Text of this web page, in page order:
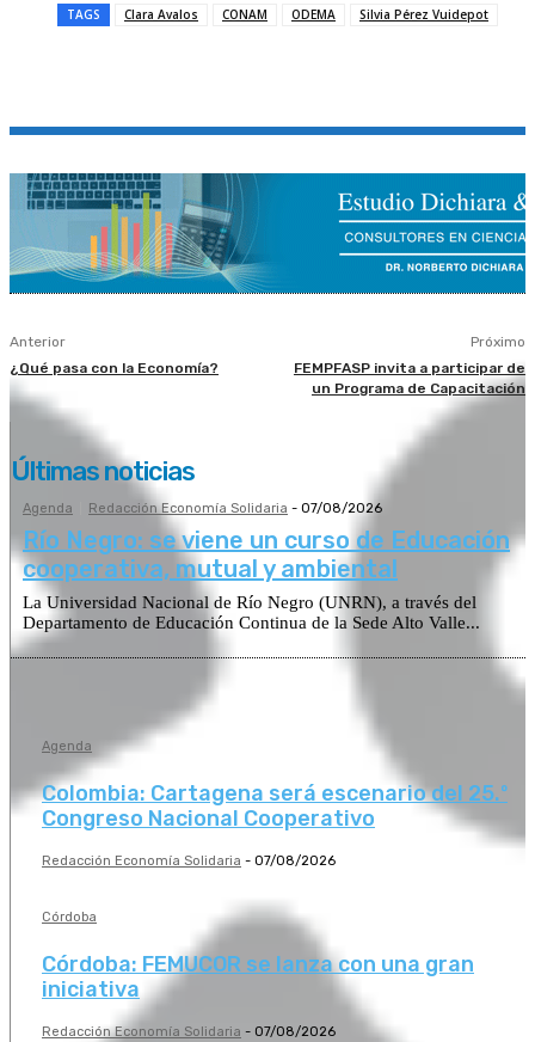
TAGS Clara Avalos CONAM ODEMA Silvia Pérez Vuidepot
Anterior
¿Qué pasa con la Economía?
Próximo
FEMPFASP invita a participar de
un Programa de Capacitación
Últimas noticias
Agenda Redacción Economía Solidaria - 07/08/2026
Río Negro: se viene un curso de Educación
cooperativa, mutual y ambiental
La Universidad Nacional de Río Negro (UNRN), a través del
Departamento de Educación Continua de la Sede Alto Valle...
Agenda
Colombia: Cartagena será escenario del 25.º
Congreso Nacional Cooperativo
Redacción Economía Solidaria - 07/08/2026
Córdoba
Córdoba: FEMUCOR se lanza con una gran
iniciativa
Redacción Economía Solidaria - 07/08/2026